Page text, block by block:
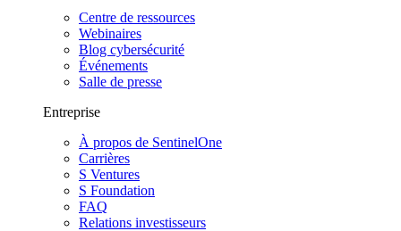
Centre de ressources
Webinaires
Blog cybersécurité
Événements
Salle de presse
Entreprise
À propos de SentinelOne
Carrières
S Ventures
S Foundation
FAQ
Relations investisseurs